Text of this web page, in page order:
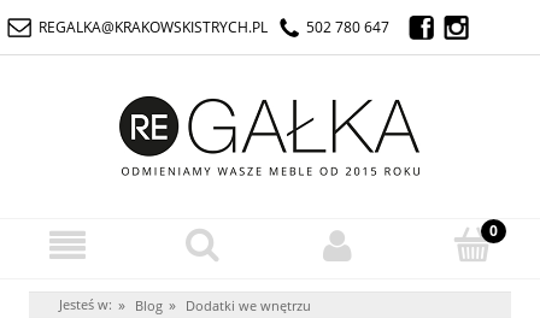
REGALKA@KRAKOWSKISTRYCH.PL 502 780 647
Jesteś w: » Blog » Dodatki we wnętrzu